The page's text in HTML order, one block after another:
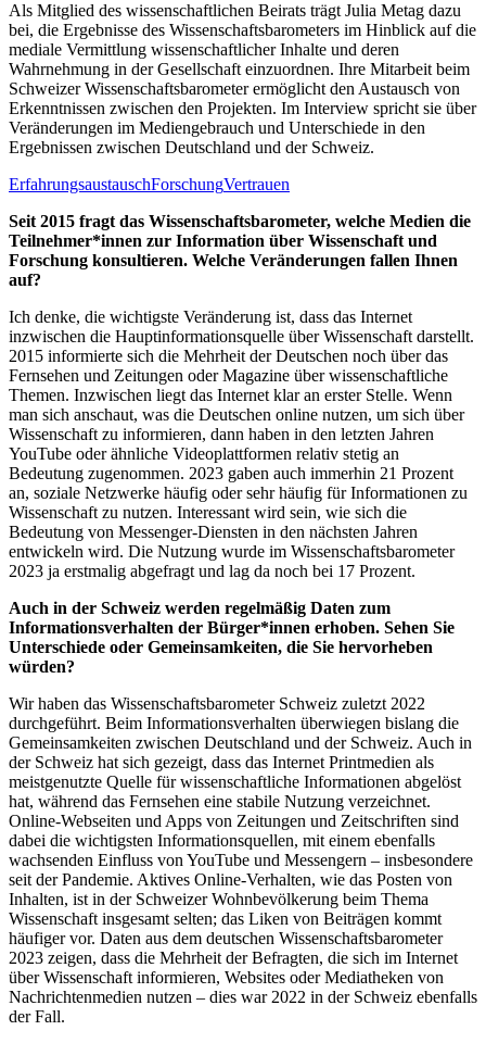
Als Mitglied des wissenschaftlichen Beirats trägt Julia Metag dazu
bei, die Ergebnisse des Wissenschaftsbarometers im Hinblick auf die
mediale Vermittlung wissenschaftlicher Inhalte und deren
Wahrnehmung in der Gesellschaft einzuordnen. Ihre Mitarbeit beim
Schweizer Wissenschaftsbarometer ermöglicht den Austausch von
Erkenntnissen zwischen den Projekten. Im Interview spricht sie über
Veränderungen im Mediengebrauch und Unterschiede in den
Ergebnissen zwischen Deutschland und der Schweiz.
ErfahrungsaustauschForschungVertrauen
Seit 2015 fragt das Wissenschaftsbarometer, welche Medien die
Teilnehmer*innen zur Information über Wissenschaft und
Forschung konsultieren. Welche Veränderungen fallen Ihnen
auf?
Ich denke, die wichtigste Veränderung ist, dass das Internet
inzwischen die Hauptinformationsquelle über Wissenschaft darstellt.
2015 informierte sich die Mehrheit der Deutschen noch über das
Fernsehen und Zeitungen oder Magazine über wissenschaftliche
Themen. Inzwischen liegt das Internet klar an erster Stelle. Wenn
man sich anschaut, was die Deutschen online nutzen, um sich über
Wissenschaft zu informieren, dann haben in den letzten Jahren
YouTube oder ähnliche Videoplattformen relativ stetig an
Bedeutung zugenommen. 2023 gaben auch immerhin 21 Prozent
an, soziale Netzwerke häufig oder sehr häufig für Informationen zu
Wissenschaft zu nutzen. Interessant wird sein, wie sich die
Bedeutung von Messenger-Diensten in den nächsten Jahren
entwickeln wird. Die Nutzung wurde im Wissenschaftsbarometer
2023 ja erstmalig abgefragt und lag da noch bei 17 Prozent.
Auch in der Schweiz werden regelmäßig Daten zum
Informationsverhalten der Bürger*innen erhoben. Sehen Sie
Unterschiede oder Gemeinsamkeiten, die Sie hervorheben
würden?
Wir haben das Wissenschaftsbarometer Schweiz zuletzt 2022
durchgeführt. Beim Informationsverhalten überwiegen bislang die
Gemeinsamkeiten zwischen Deutschland und der Schweiz. Auch in
der Schweiz hat sich gezeigt, dass das Internet Printmedien als
meistgenutzte Quelle für wissenschaftliche Informationen abgelöst
hat, während das Fernsehen eine stabile Nutzung verzeichnet.
Online-Webseiten und Apps von Zeitungen und Zeitschriften sind
dabei die wichtigsten Informationsquellen, mit einem ebenfalls
wachsenden Einfluss von YouTube und Messengern – insbesondere
seit der Pandemie. Aktives Online-Verhalten, wie das Posten von
Inhalten, ist in der Schweizer Wohnbevölkerung beim Thema
Wissenschaft insgesamt selten; das Liken von Beiträgen kommt
häufiger vor. Daten aus dem deutschen Wissenschaftsbarometer
2023 zeigen, dass die Mehrheit der Befragten, die sich im Internet
über Wissenschaft informieren, Websites oder Mediatheken von
Nachrichtenmedien nutzen – dies war 2022 in der Schweiz ebenfalls
der Fall.